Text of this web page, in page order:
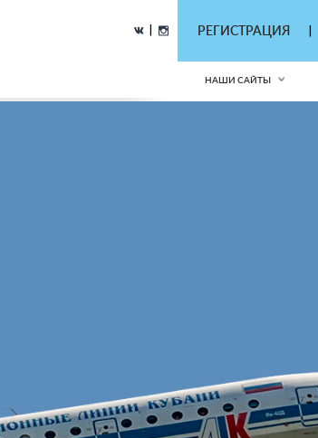
РЕГИСТРАЦИЯ
НАШИ САЙТЫ